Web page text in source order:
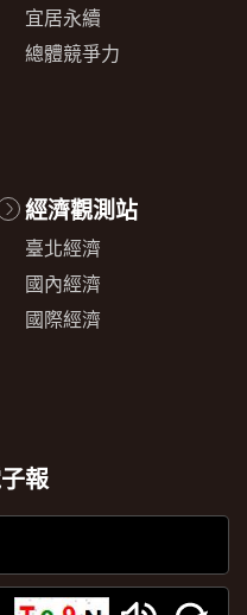
宜居永續
總體競爭力
經濟觀測站
臺北經濟
國內經濟
國際經濟
報